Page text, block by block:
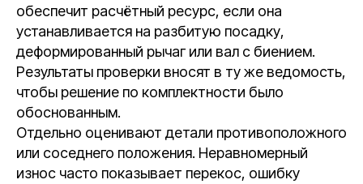
обеспечит расчётный ресурс, если она
устанавливается на разбитую посадку,
деформированный рычаг или вал с биением.
Результаты проверки вносят в ту же ведомость,
чтобы решение по комплектности было
обоснованным.
Отдельно оценивают детали противоположного
или соседнего положения. Неравномерный
износ часто показывает перекос, ошибку